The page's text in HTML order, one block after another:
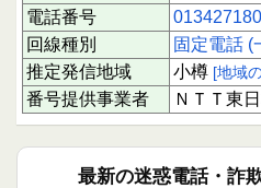
電話番号
回線種別
固定電話 (
推定発信地域
小樽 [地域
番号提供事業者 ＮＴＴ東
最新の迷惑電話・詐